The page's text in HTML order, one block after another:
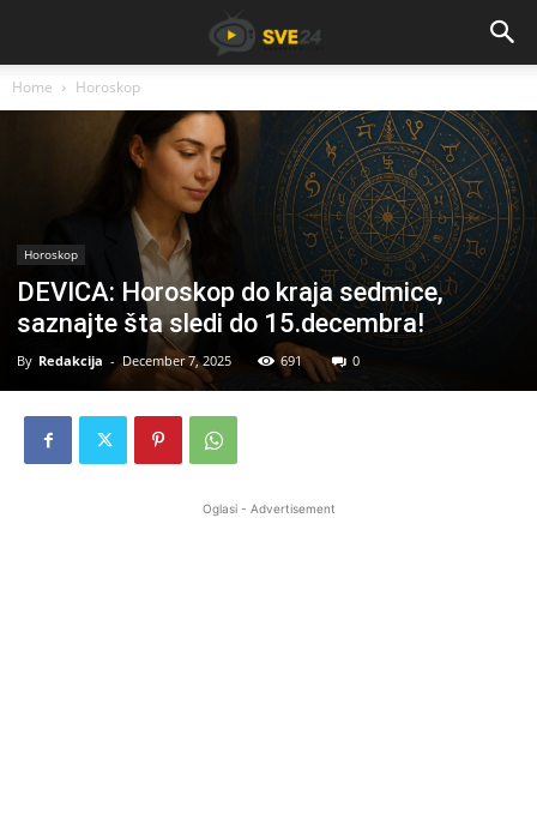
Home Horoskop
Horoskop
DEVICA: Horoskop do kraja sedmice,
saznajte šta sledi do 15.decembra!
By Redakcija - December 7, 2025 691 0
Oglasi - Advertisement